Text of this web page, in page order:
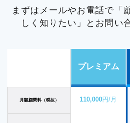
いただかなければいけない事
と同時に顧問契約を締結し、
ただき、顧問弁護士を大いに
ます。
問契約書の見直しを行い、
紛
用環境の整備を行いました 。
のチェックや作成、特許に関
広く弁護士を活用していただ
本社が九州他県にあるため、
によって対応させていただい
いこと、商標権侵害によって
相手方に数万円を支払
内で対応させていただくこと
After- 相手方の主張を踏まえ
は事実でしたが、相手方の請
時間から休憩時間分が控除さ
未払い賃金の請求を行った従
管理・監督する立場にあり、
務が生じない「管理監督者」
まずはメールやお電話で「
しく知りたい」とお問い
プレミアム
月額顧問料（税抜） 110,000円/月